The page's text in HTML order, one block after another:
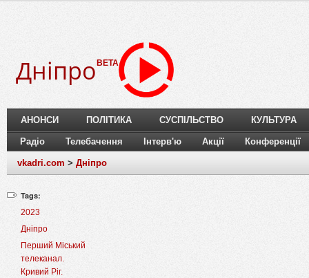
Дніпро BETA
АНОНСИ ПОЛІТИКА СУСПІЛЬСТВО КУЛЬТУРА
Радіо Телебачення Інтерв'ю Акції Конференції
vkadri.com > Дніпро
Tags:
2023
Дніпро
Перший Міський
телеканал.
Кривий Ріг.